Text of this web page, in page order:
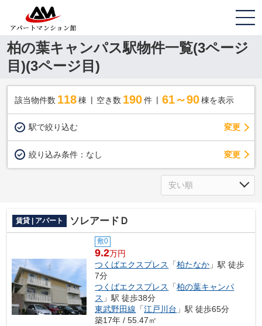
柏の葉キャンパス駅物件一覧(3ページ
目)(3ページ目)
該当物件数 118棟 空き数 190 件 61～90 棟を表示
駅で絞り込む 変更
絞り込み条件： なし 変更
賃貸 | アパート ソレアードＤ
敷0
9.2万円
つくばエクスプレス
「柏たなか 」駅 徒歩
7分
つくばエクスプレス
「柏の葉キャンパ
ス 」駅 徒歩38分
東武野田線 「江戸川台 」駅 徒歩65分
築17年 / 55.47㎡